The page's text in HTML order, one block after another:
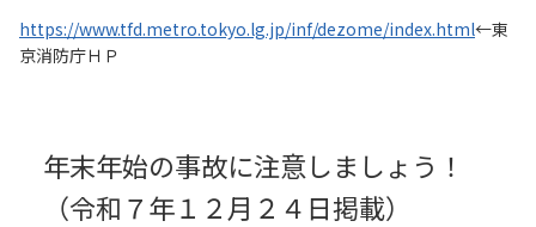
https://www.tfd.metro.tokyo.lg.jp/inf/dezome/index.html←東
京消防庁ＨＰ
年末年始の事故に注意しましょう！
（令和７年１２月２４日掲載）